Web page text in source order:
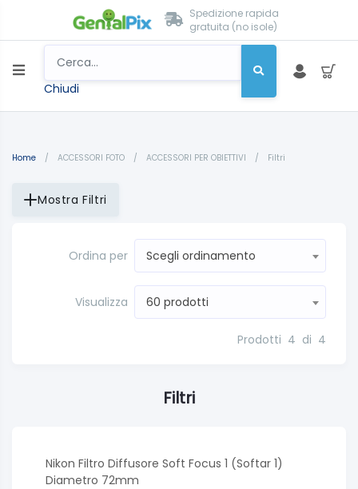
Spedizione rapida
gratuita (no isole)
Chiudi
Home / ACCESSORI FOTO / ACCESSORI PER OBIETTIVI / Filtri
Mostra Filtri
Ordina per Scegli ordinamento
Visualizza 60 prodotti
Prodotti 4 di 4
Filtri
Nikon Filtro Diffusore Soft Focus 1 (Softar 1)
Diametro 72mm